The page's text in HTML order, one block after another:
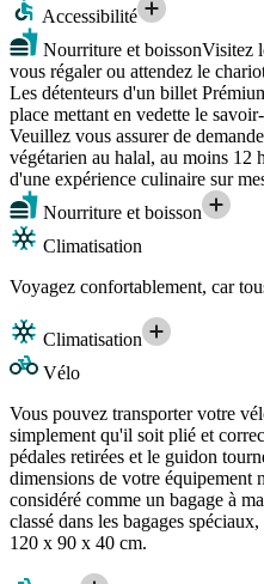
Accessibilité
Nourriture et boissonVisitez
vous régaler ou attendez le
Les détenteurs d'un billet
place mettant en vedette le
Veuillez vous assurer de
végétarien au halal, au moins 12
d'une expérience culinaire sur
Nourriture et boisson
Climatisation
Voyagez confortablement, car
Climatisation
Vélo
Vous pouvez transporter votre
simplement qu'il soit plié et
pédales retirées et le guidon
dimensions de votre équipement
considéré comme un bagage à
classé dans les bagages
120 x 90 x 40 cm.